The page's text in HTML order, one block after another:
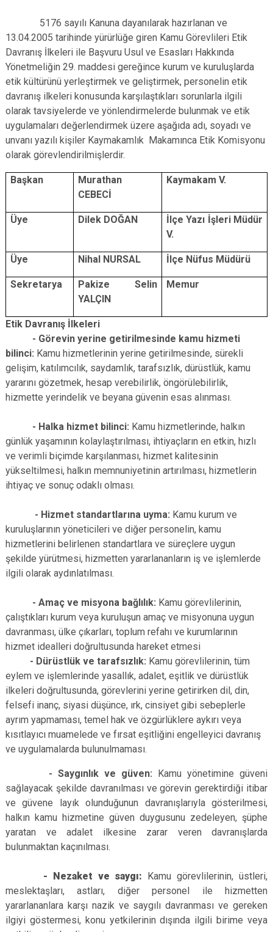
5176 sayılı Kanuna dayanılarak hazırlanan ve
13.04.2005 tarihinde yürürlüğe giren Kamu Görevlileri Etik
Davranış İlkeleri ile Başvuru Usul ve Esasları Hakkında
Yönetmeliğin 29. maddesi gereğince kurum ve kuruluşlarda
etik kültürünü yerleştirmek ve geliştirmek, personelin etik
davranış ilkeleri konusunda karşılaştıkları sorunlarla ilgili
olarak tavsiyelerde ve yönlendirmelerde bulunmak ve etik
uygulamaları değerlendirmek üzere aşağıda adı, soyadı ve
unvanı yazılı kişiler Kaymakamlık Makamınca Etik Komisyonu
olarak görevlendirilmişlerdir.
Başkan
Murathan
CEBECİ
Kaymakam V.
Üye Dilek DOĞAN
İlçe Yazı İşleri Müdür
V.
Üye Nihal NURSAL İlçe Nüfus Müdürü
Sekretarya
Pakize Selin
YALÇIN
Memur
Etik Davranış İlkeleri
- Görevin yerine getirilmesinde kamu hizmeti
bilinci: Kamu hizmetlerinin yerine getirilmesinde, sürekli
gelişim, katılımcılık, saydamlık, tarafsızlık, dürüstlük, kamu
yararını gözetmek, hesap verebilirlik, öngörülebilirlik,
hizmette yerindelik ve beyana güvenin esas alınması.
- Halka hizmet bilinci: Kamu hizmetlerinde, halkın
günlük yaşamının kolaylaştırılması, ihtiyaçların en etkin, hızlı
ve verimli biçimde karşılanması, hizmet kalitesinin
yükseltilmesi, halkın memnuniyetinin artırılması, hizmetlerin
ihtiyaç ve sonuç odaklı olması.
- Hizmet standartlarına uyma: Kamu kurum ve
kuruluşlarının yöneticileri ve diğer personelin, kamu
hizmetlerini belirlenen standartlara ve süreçlere uygun
şekilde yürütmesi, hizmetten yararlananların iş ve işlemlerde
ilgili olarak aydınlatılması.
- Amaç ve misyona bağlılık: Kamu görevlilerinin,
çalıştıkları kurum veya kuruluşun amaç ve misyonuna uygun
davranması, ülke çıkarları, toplum refahı ve kurumlarının
hizmet idealleri doğrultusunda hareket etmesi
- Dürüstlük ve tarafsızlık: Kamu görevlilerinin, tüm
eylem ve işlemlerinde yasallık, adalet, eşitlik ve dürüstlük
ilkeleri doğrultusunda, görevlerini yerine getirirken dil, din,
felsefi inanç, siyasi düşünce, ırk, cinsiyet gibi sebeplerle
ayrım yapmaması, temel hak ve özgürlüklere aykırı veya
kısıtlayıcı muamelede ve fırsat eşitliğini engelleyici davranış
ve uygulamalarda bulunulmaması.
- Saygınlık ve güven: Kamu yönetimine güveni
sağlayacak şekilde davranılması ve görevin gerektirdiği itibar
ve güvene layık olunduğunun davranışlarıyla gösterilmesi,
halkın kamu hizmetine güven duygusunu zedeleyen, şüphe
yaratan ve adalet ilkesine zarar veren davranışlarda
bulunmaktan kaçınılması.
- Nezaket ve saygı: Kamu görevlilerinin, üstleri,
meslektaşları, astları, diğer personel ile hizmetten
yararlananlara karşı nazik ve saygılı davranması ve gereken
ilgiyi göstermesi, konu yetkilerinin dışında ilgili birime veya